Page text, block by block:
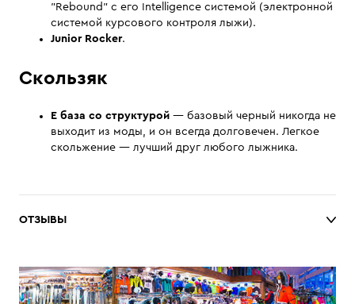
"Rebound" с его Intelligence системой (электронной
системой курсового контроля лыжи).
Junior Rocker.
Скользяк
E база со структурой — базовый черный никогда не
выходит из моды, и он всегда долговечен. Легкое
скольжение — лучший друг любого лыжника.
ОТЗЫВЫ